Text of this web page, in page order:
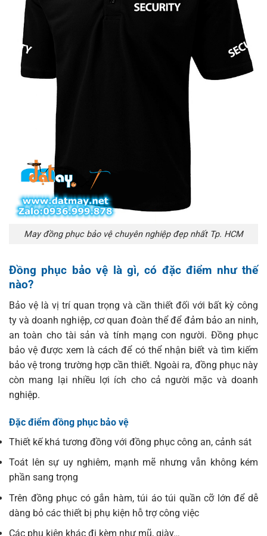
May đồng phục bảo vệ chuyên nghiệp đẹp nhất Tp. HCM
Đồng phục bảo vệ là gì, có đặc điểm như thế
nào?
Bảo vệ là vị trí quan trọng và cần thiết đối với bất kỳ công
ty và doanh nghiệp, cơ quan đoàn thể để đảm bảo an ninh,
an toàn cho tài sản và tính mạng con người. Đồng phục
bảo vệ được xem là cách để có thể nhận biết và tìm kiếm
bảo vệ trong trường hợp cần thiết. Ngoài ra, đồng phục này
còn mang lại nhiều lợi ích cho cả người mặc và doanh
nghiệp.
Đặc điểm đồng phục bảo vệ
Thiết kế khá tương đồng với đồng phục công an, cảnh sát
Toát lên sự uy nghiêm, mạnh mẽ nhưng vẫn không kém
phần sang trọng
Trên đồng phục có gắn hàm, túi áo túi quần cỡ lớn để dễ
dàng bỏ các thiết bị phụ kiện hỗ trợ công việc
Các phụ kiện khác đi kèm như mũ, giày…